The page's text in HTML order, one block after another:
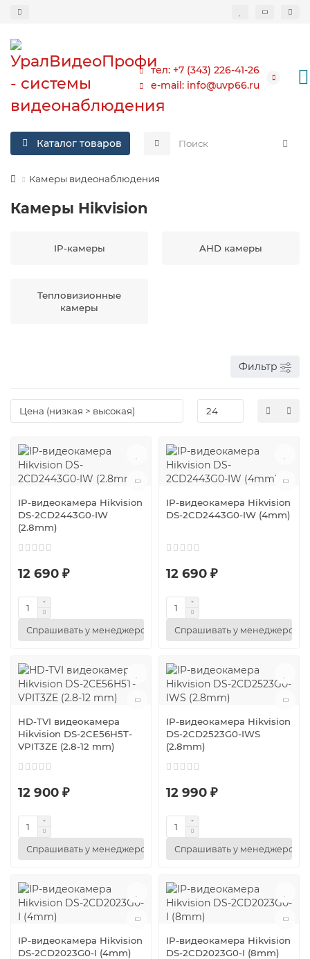
тел: +7 (343) 226-41-26
e-mail: info@uvp66.ru
Каталог товаров
Камеры видеонаблюдения
Камеры Hikvision
IP-камеры AHD камеры
Тепловизионные
камеры
Фильтр
IP-видеокамера Hikvision
DS-2CD2443G0-IW
(2.8mm)
12 690 ₽
Спрашивать у менеджеров
IP-видеокамера Hikvision
DS-2CD2443G0-IW (4mm)
12 690 ₽
Спрашивать у менеджеров
HD-TVI видеокамера
Hikvision DS-2CE56H5T-
VPIT3ZE (2.8-12 mm)
12 900 ₽
Спрашивать у менеджеров
IP-видеокамера Hikvision
DS-2CD2523G0-IWS
(2.8mm)
12 990 ₽
Спрашивать у менеджеров
IP-видеокамера Hikvision
DS-2CD2023G0-I (4mm)
IP-видеокамера Hikvision
DS-2CD2023G0-I (8mm)